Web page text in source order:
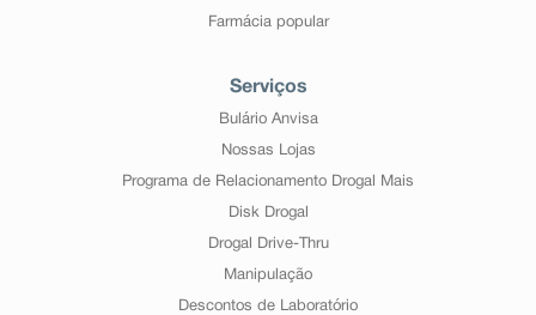
Farmácia popular
Serviços
Bulário Anvisa
Nossas Lojas
Programa de Relacionamento Drogal Mais
Disk Drogal
Drogal Drive-Thru
Manipulação
Descontos de Laboratório